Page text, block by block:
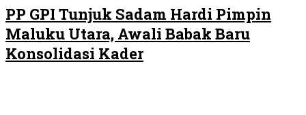
PP GPI Tunjuk Sadam Hardi Pimpin
Maluku Utara, Awali Babak Baru
Konsolidasi Kader